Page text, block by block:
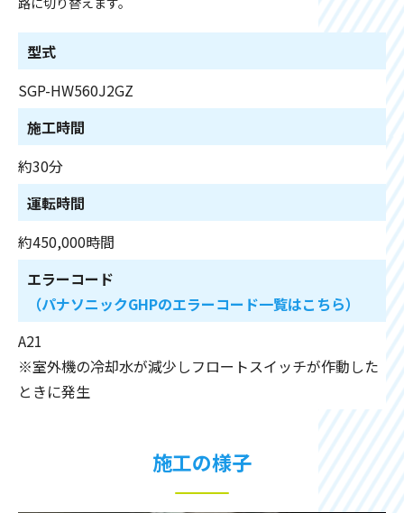
型式
SGP-HW560J2GZ
施工時間
約30分
運転時間
約450,000時間
エラーコード
（パナソニックGHPのエラーコード一覧はこちら）
A21
※室外機の冷却水が減少しフロートスイッチが作動した
ときに発生
施工の様子